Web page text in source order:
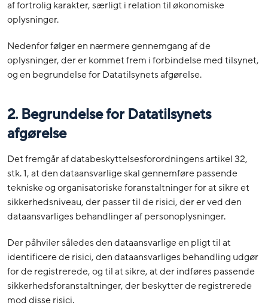
af fortrolig karakter, særligt i relation til økonomiske
oplysninger.
Nedenfor følger en nærmere gennemgang af de
oplysninger, der er kommet frem i forbindelse med tilsynet,
og en begrundelse for Datatilsynets afgørelse.
2. Begrundelse for Datatilsynets
afgørelse
Det fremgår af databeskyttelsesforordningens artikel 32,
stk. 1, at den dataansvarlige skal gennemføre passende
tekniske og organisatoriske foranstaltninger for at sikre et
sikkerhedsniveau, der passer til de risici, der er ved den
dataansvarliges behandlinger af personoplysninger.
Der påhviler således den dataansvarlige en pligt til at
identificere de risici, den dataansvarliges behandling udgør
for de registrerede, og til at sikre, at der indføres passende
sikkerhedsforanstaltninger, der beskytter de registrerede
mod disse risici.